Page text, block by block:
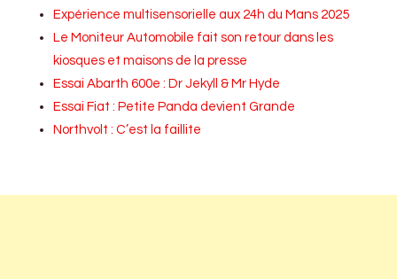
Expérience multisensorielle aux 24h du Mans 2025
Le Moniteur Automobile fait son retour dans les
kiosques et maisons de la presse
Essai Abarth 600e : Dr Jekyll & Mr Hyde
Essai Fiat : Petite Panda devient Grande
Northvolt : C’est la faillite